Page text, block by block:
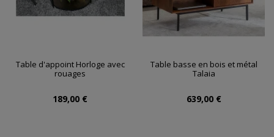
Table d'appoint Horloge avec
rouages
189,00 €
Table basse en bois et métal
Talaia
639,00 €